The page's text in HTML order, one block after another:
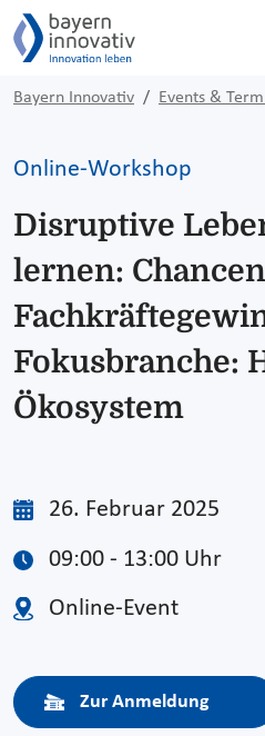
Bayern Innovativ Events &
Online-Workshop
Disruptive
lernen:
Fokusbranche:
Ökosystem
26. Februar 2025
09:00 - 13:00 Uhr
Online-Event
Zur Anmeldung